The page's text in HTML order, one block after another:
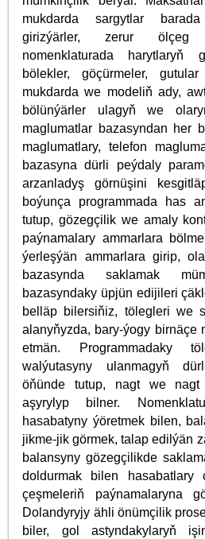
mukdarda sargytlar
girizýärler, zerur ölçeg
nomenklaturada harytlaryň
bölekler, göçürmeler,
mukdarda we modeliň ady,
bölünýärler ulagyň we
maglumatlar bazasyndan her
maglumatlary, telefon
bazasyna dürli peýdaly
arzanladyş görnüşini
boýunça programmada has
tutup, gözegçilik we amaly
paýnamalary ammarlara
ýerleşýän ammarlara girip,
bazasynda saklamak
bazasyndaky üpjün edijileri
belläp bilersiňiz, tölegleri we
alanyňyzda, bary-ýogy birnäçe
etmän. Programmadaky
walýutasyny ulanmagyň
öňünde tutup, nagt we
aşyrylyp bilner.
hasabatyny ýöretmek bilen,
jikme-jik görmek, talap edilýän
balansyny gözegçilikde
doldurmak bilen
çeşmeleriň paýnamalaryna
Dolandyryjy ähli önümçilik
biler, gol astyndakylaryň